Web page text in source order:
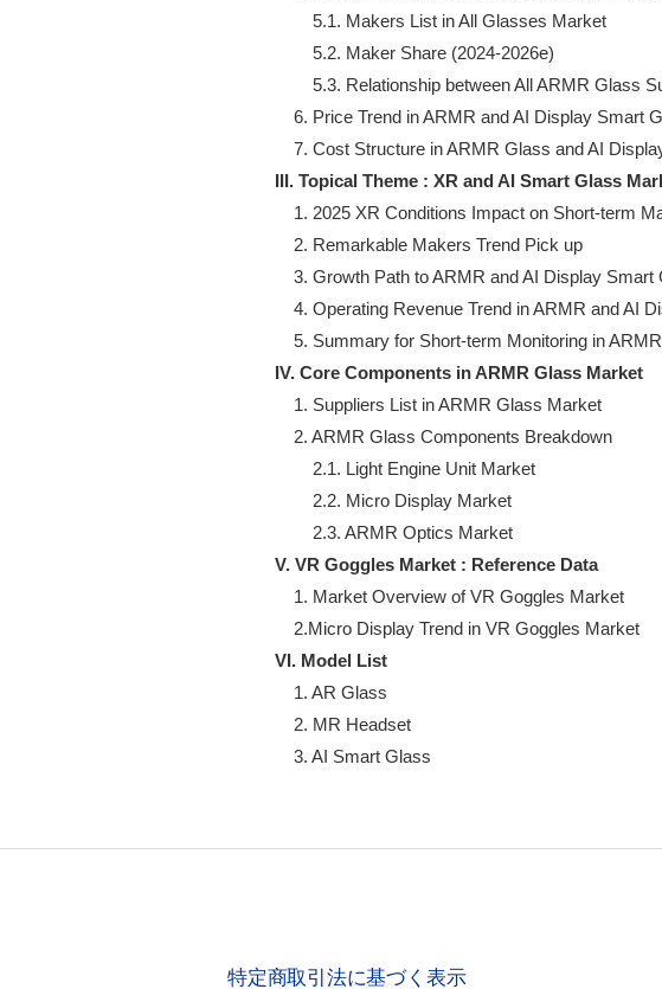
        5.1. Makers List in All Glasses Market
        5.2. Maker Share (2024-2026e)
5.3. Relationship between All ARMR Glass
6. Price Trend in ARMR and AI Display Smart
III. Topical Theme : XR and AI Smart Glass
1. 2025 XR Conditions Impact on Short-term
    2. Remarkable Makers Trend Pick up
3. Growth Path to ARMR and AI Display
4. Operating Revenue Trend in ARMR and AI
IV. Core Components in ARMR Glass Market
    1. Suppliers List in ARMR Glass Market
    2. ARMR Glass Components Breakdown
        2.1. Light Engine Unit Market
        2.2. Micro Display Market
V. VR Goggles Market : Reference Data
    1. Market Overview of VR Goggles Market
VI. Model List
    1. AR Glass
    2. MR Headset
    3. AI Smart Glass
特定商取引法に基づく表示